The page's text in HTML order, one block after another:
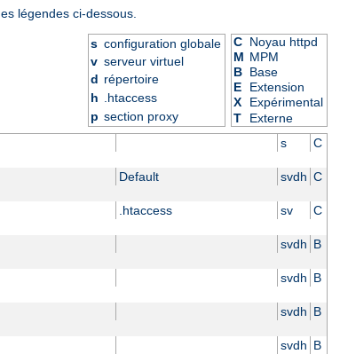
légendes ci-dessous.
s configuration globale
v serveur virtuel
d répertoire
h .htaccess
p section proxy
C Noyau httpd
M MPM
B Base
E
Extension
X
Expérimental
T
Externe
s C
Default svdh C
.htaccess sv C
svdh B
svdh B
svdh B
svdh B